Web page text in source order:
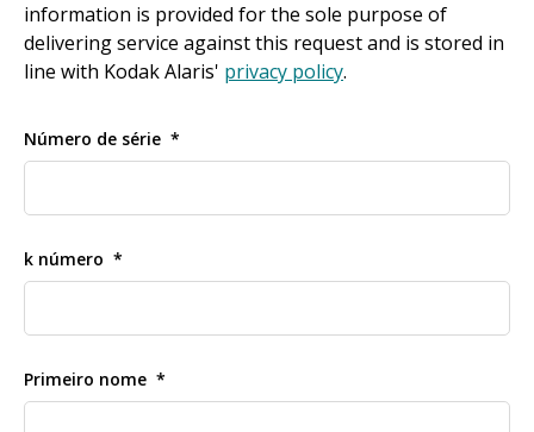
information is provided for the sole purpose of
delivering service against this request and is stored in
line with Kodak Alaris' privacy policy.
Número de série
k número
Primeiro nome